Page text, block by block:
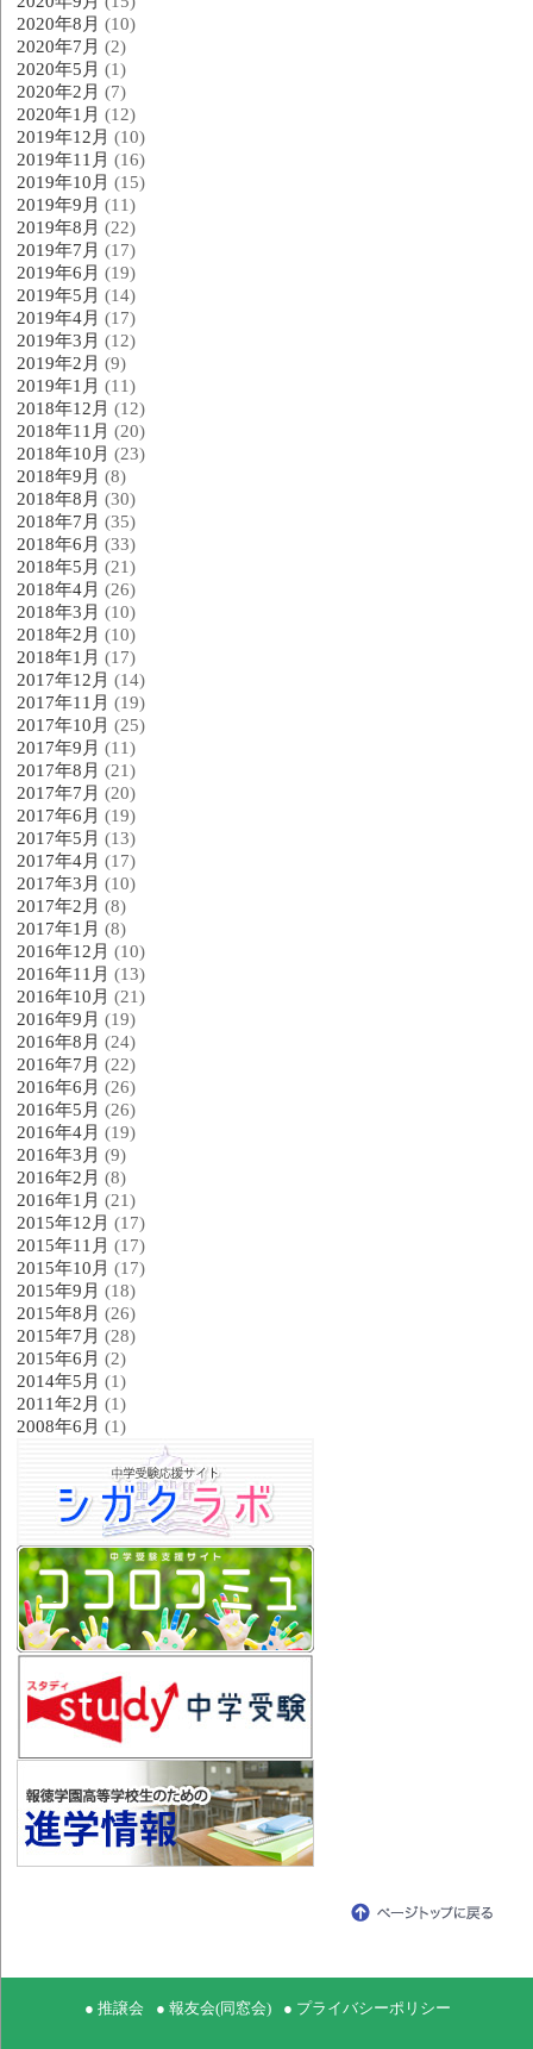
2020年8月 (10)
2020年7月 (2)
2020年5月 (1)
2020年2月 (7)
2020年1月 (12)
2019年12月 (10)
2019年11月 (16)
2019年10月 (15)
2019年9月 (11)
2019年8月 (22)
2019年7月 (17)
2019年6月 (19)
2019年5月 (14)
2019年4月 (17)
2019年3月 (12)
2019年2月 (9)
2019年1月 (11)
2018年12月 (12)
2018年11月 (20)
2018年10月 (23)
2018年9月 (8)
2018年8月 (30)
2018年7月 (35)
2018年6月 (33)
2018年5月 (21)
2018年4月 (26)
2018年3月 (10)
2018年2月 (10)
2018年1月 (17)
2017年12月 (14)
2017年11月 (19)
2017年10月 (25)
2017年9月 (11)
2017年8月 (21)
2017年7月 (20)
2017年6月 (19)
2017年5月 (13)
2017年4月 (17)
2017年3月 (10)
2017年2月 (8)
2017年1月 (8)
2016年12月 (10)
2016年11月 (13)
2016年10月 (21)
2016年9月 (19)
2016年8月 (24)
2016年7月 (22)
2016年6月 (26)
2016年5月 (26)
2016年4月 (19)
2016年3月 (9)
2016年2月 (8)
2016年1月 (21)
2015年12月 (17)
2015年11月 (17)
2015年10月 (17)
2015年9月 (18)
2015年8月 (26)
2015年7月 (28)
2015年6月 (2)
2014年5月 (1)
2011年2月 (1)
2008年6月 (1)
● 推譲会 ● 報友会(同窓会) ● プライバシーポリシー